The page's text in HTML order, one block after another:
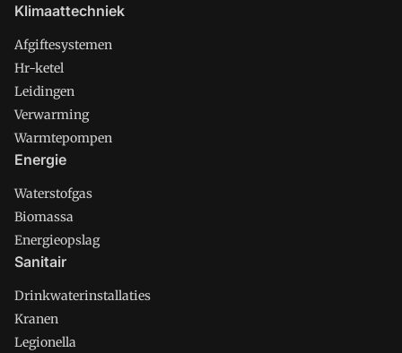
Klimaattechniek
Afgiftesystemen
Hr-ketel
Leidingen
Verwarming
Warmtepompen
Energie
Waterstofgas
Biomassa
Energieopslag
Sanitair
Drinkwaterinstallaties
Kranen
Legionella